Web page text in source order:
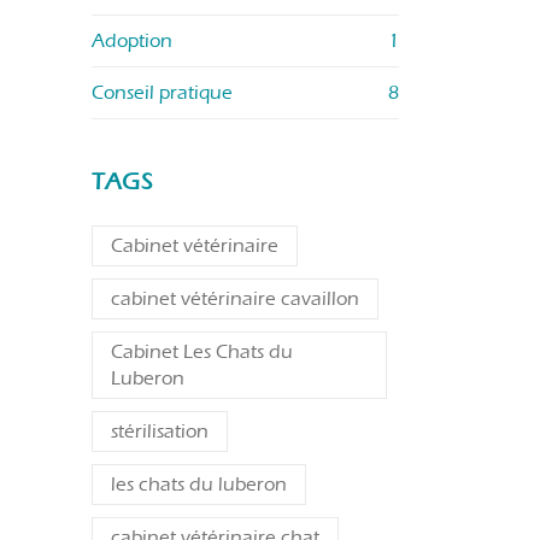
Adoption 1
Conseil pratique 8
TAGS
Cabinet vétérinaire
cabinet vétérinaire cavaillon
Cabinet Les Chats du
Luberon
stérilisation
les chats du luberon